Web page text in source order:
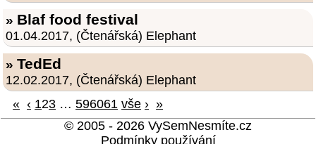
» Blaf food festival
01.04.2017, (Čtenářská) Elephant
» TedEd
12.02.2017, (Čtenářská) Elephant
« ‹ 123 …596061 vše › »
© 2005 - 2026 VySemNesmíte.cz
Podmínky používání